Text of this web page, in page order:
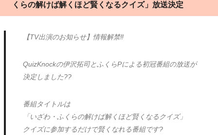
くらの解けば解くほど賢くなるクイズ」放送決定
【TV出演のお知らせ】情報解禁‼️
QuizKnockの伊沢拓司とふくらPによる初冠番組の放送が
決定しました??
番組タイトルは
「いざわ・ふくらの解けば解くほど賢くなるクイズ」
クイズに参加するだけで賢くなれる番組です?